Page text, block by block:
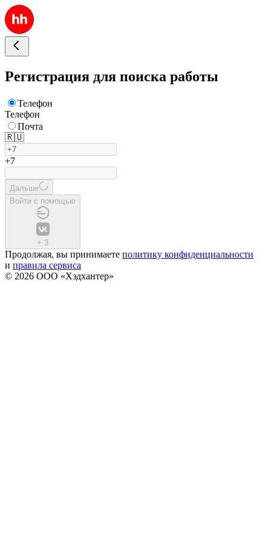
Регистрация для поиска работы
Телефон
Телефон
Почта
🇷🇺
+7
Дальше
Войти с помощью
+ 3
Продолжая, вы принимаете политику конфиденциальности
и правила сервиса
© 2026 ООО «Хэдхантер»